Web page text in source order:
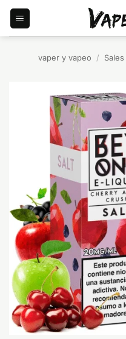
Saltar
contenido
vaper y vapeo /